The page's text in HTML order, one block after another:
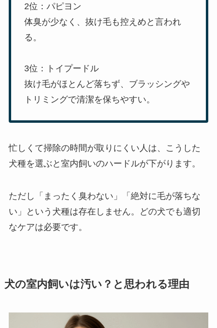
2位：パピヨン
体臭が少なく、抜け毛も控えめと言われ
る。
3位：トイプードル
抜け毛がほとんど落ちず、ブラッシングや
トリミングで清潔を保ちやすい。
忙しくて掃除の時間が取りにくい人は、こうした
犬種を選ぶと室内飼いのハードルが下がります。
ただし「まったく臭わない」「絶対に毛が落ちな
い」という犬種は存在しません。どの犬でも適切
なケアは必要です。
犬の室内飼いは汚い？と思われる理由